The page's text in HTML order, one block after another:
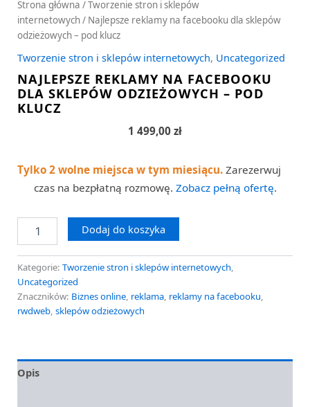
Strona główna /Tworzenie stron i sklepów
internetowych/ Najlepsze reklamy na facebooku dla sklepów
odzieżowych – pod klucz
Tworzenie stron i sklepów internetowych, Uncategorized
NAJLEPSZE REKLAMY NA FACEBOOKU
DLA SKLEPÓW ODZIEŻOWYCH – POD
KLUCZ
1 499,00 zł
Tylko 2 wolne miejsca w tym miesiącu. Zarezerwuj
czas na bezpłatną rozmowę. Zobacz pełną ofertę.
Dodaj do koszyka
Kategorie: Tworzenie stron i sklepów internetowych,
Uncategorized
Znaczników: Biznes online, reklama, reklamy na facebooku,
rwdweb, sklepów odzieżowych
Opis